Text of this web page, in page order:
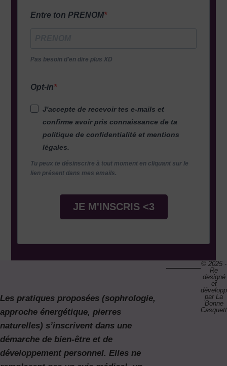
Entre ton PRENOM
Pas besoin d'en dire plus XD
Opt-in
J'accepte de recevoir tes e-mails et
confirme avoir pris connaissance de ta
politique de confidentialité et mentions
légales.
Tu peux te désinscrire à tout moment en cliquant sur le
lien présent dans mes emails.
JE M'INSCRIS <3
Les pratiques proposées (sophrologie,
approche énergétique, pierres
naturelles) s’inscrivent dans une
démarche de bien-être et de
développement personnel. Elles ne
© 2025 -
Re
designé
et
par La
Bonne